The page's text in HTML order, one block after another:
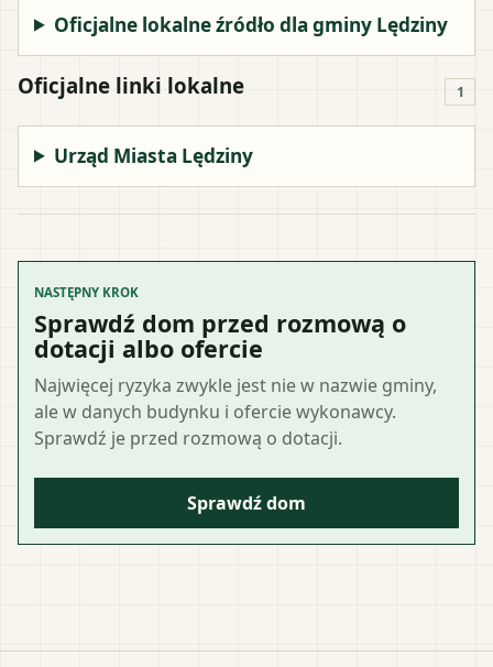
Oficjalne lokalne źródło dla gminy Lędziny
Oficjalne linki lokalne 1
Urząd Miasta Lędziny
NASTĘPNY KROK
Sprawdź dom przed rozmową o
dotacji albo ofercie
Najwięcej ryzyka zwykle jest nie w nazwie gminy,
ale w danych budynku i ofercie wykonawcy.
Sprawdź je przed rozmową o dotacji.
Sprawdź dom